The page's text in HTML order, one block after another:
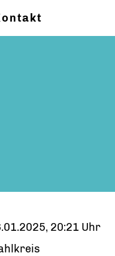
20:21 Uhr